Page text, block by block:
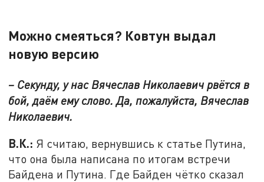
Можно смеяться? Ковтун выдал
новую версию
– Секунду, у нас Вячеслав Николаевич рвётся в
бой, даём ему слово. Да, пожалуйста, Вячеслав
Николаевич.
В.К.: Я считаю, вернувшись к статье Путина,
что она была написана по итогам встречи
Байдена и Путина. Где Байден чётко сказал